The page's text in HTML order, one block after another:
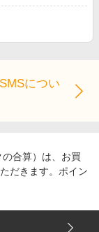
につい
合算）は、お買
だきます。ポイン